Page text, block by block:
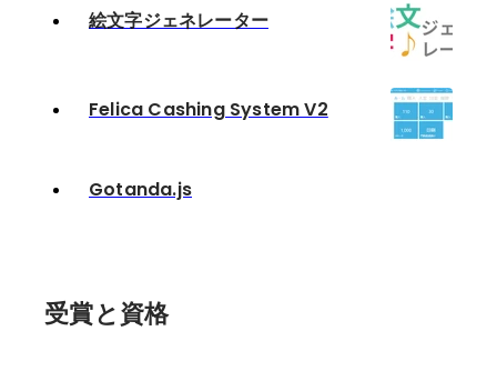
絵文字ジェネレーター
Felica Cashing System V2
Gotanda.js
受賞と資格